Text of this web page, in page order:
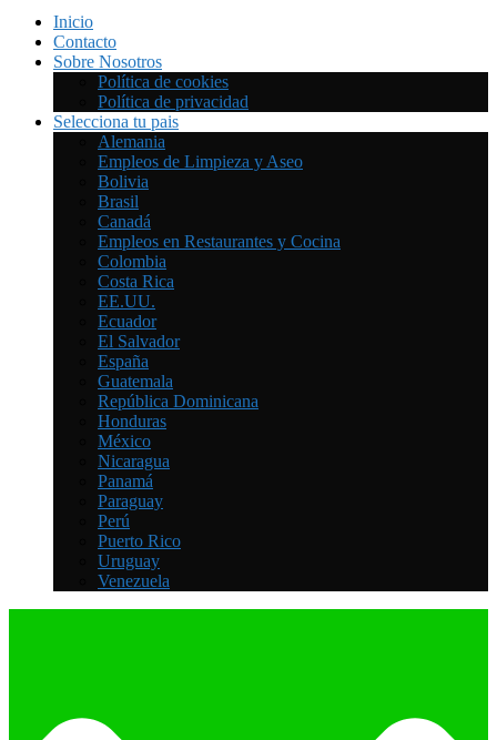
Inicio
Contacto
Sobre Nosotros
Política de cookies
Política de privacidad
Selecciona tu pais
Alemania
Empleos de Limpieza y Aseo
Bolivia
Brasil
Canadá
Empleos en Restaurantes y Cocina
Colombia
Costa Rica
EE.UU.
Ecuador
El Salvador
España
Guatemala
República Dominicana
Honduras
México
Nicaragua
Panamá
Paraguay
Perú
Puerto Rico
Uruguay
Venezuela